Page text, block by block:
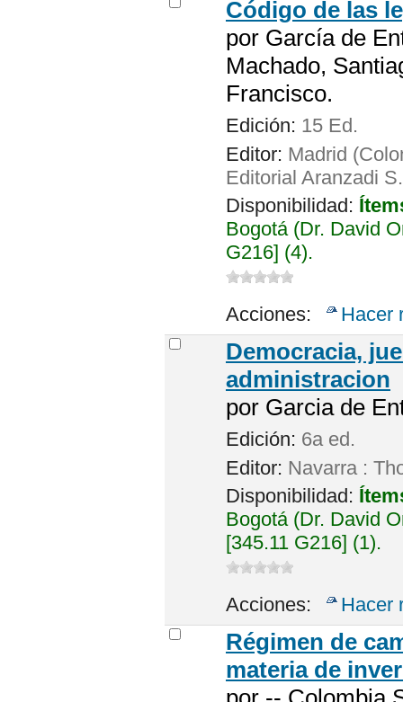
Código de las
por García de
Machado,
Francisco.
Edición: 15 Ed.
Editor: Madrid
Editorial Aranzadi
Disponibilidad:
Bogotá (Dr. David
G216] (4).
Acciones: Hacer
Democracia,
administracion
por Garcia de
Edición: 6a ed.
Editor: Navarra :
Disponibilidad:
Bogotá (Dr. David
[345.11 G216] (1).
Acciones: Hacer
Régimen de
materia de